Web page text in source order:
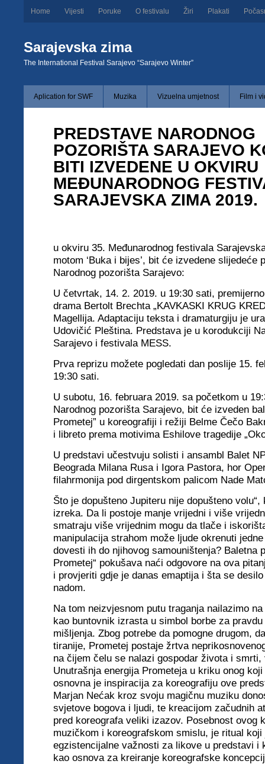
Home Vijesti Poruke O festivalu Žiri Plakati
Sarajevska zima
The International Festival Sarajevo “Sarajevo Winter”
Aplication for SWF Muzika Vizuelna umjetnost Film i
PREDSTAVE NARODNOG
POZORIŠTA SARAJEVO
BITI IZVEDENE U OKVIRU
MEĐUNARODNOG
SARAJEVSKA ZIMA 2019.
u okviru 35. Međunarodnog festivala
motom ‘Buka i bijes’, bit će izvedene slijedeće
Narodnog pozorišta Sarajevo:
U četvrtak, 14. 2. 2019. u 19:30 sati,
drama Bertolt Brechta „KAVKASKI KRUG
Magellija. Adaptaciju teksta i dramaturgiju je
Udovičić Pleština. Predstava je u korodukciji
Sarajevo i festivala MESS.
Prva reprizu možete pogledati dan poslije 15.
19:30 sati.
U subotu, 16. februara 2019. sa početkom u
Narodnog pozorišta Sarajevo, bit će izveden
Prometej” u koreografiji i režiji Belme Čečo
i libreto prema motivima Eshilove tragedije
U predstavi učestvuju solisti i ansambl Balet
Beograda Milana Rusa i Igora Pastora, hor
filahrmonija pod dirgentskom palicom Nade
Što je dopušteno Jupiteru nije dopušteno
izreka. Da li postoje manje vrijedni i više
smatraju više vrijednim mogu da tlače i
manipulacija strahom može ljude okrenuti
dovesti ih do njihovog samouništenja? Baletna
Prometej“ pokušava naći odgovore na ova
i provjeriti gdje je danas emaptija i šta se
nadom.
Na tom neizvjesnom putu traganja nailazimo
kao buntovnik izrasta u simbol borbe za
mišljenja. Zbog potrebe da pomogne drugom,
tiranije, Prometej postaje žrtva
na čijem čelu se nalazi gospodar života i
Unutrašnja energija Prometeja u kriku onog
osnovna je inspiracija za koreografiju ove
Marjan Nećak kroz svoju magičnu muziku
svjetove bogova i ljudi, te kreacijom začudnih
pred koreografa veliki izazov. Posebnost ovog
muzičkom i koreografskom smislu, je ritual koji
egzistencijalne važnosti za likove u predstavi i
kao osnova za kreiranje koreografske